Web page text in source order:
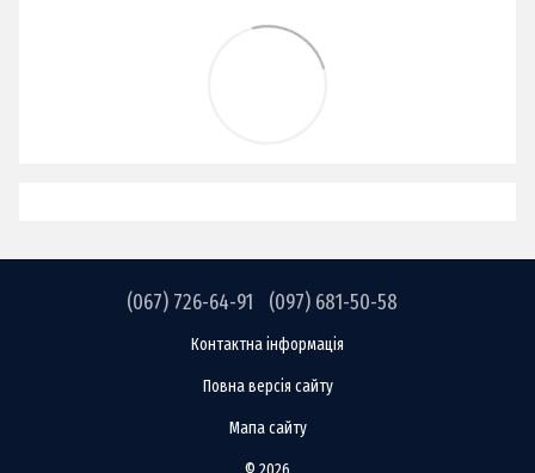
(067) 726-64-91 (097) 681-50-58
Контактна інформація
Повна версія сайту
Мапа сайту